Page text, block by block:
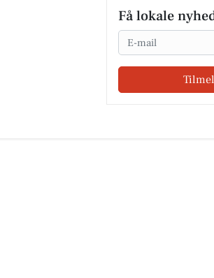
Få lokale
Email